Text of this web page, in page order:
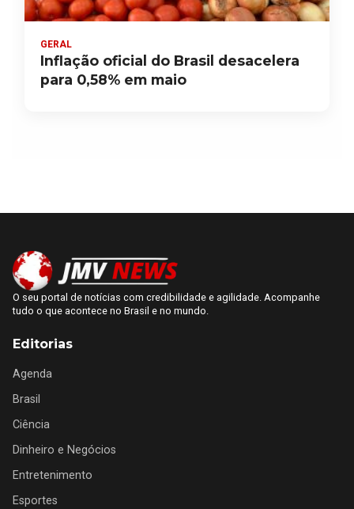
GERAL
Inflação oficial do Brasil desacelera
para 0,58% em maio
O seu portal de notícias com credibilidade e agilidade. Acompanhe
tudo o que acontece no Brasil e no mundo.
Editorias
Agenda
Brasil
Ciência
Dinheiro e Negócios
Entretenimento
Esportes